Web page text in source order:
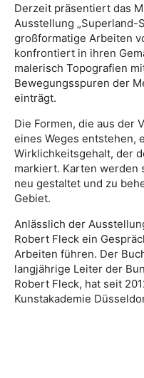
Derzeit präsentiert das
Ausstellung „Superland-
großformatige Arbeiten
konfrontiert in ihren
malerisch Topografien
Bewegungsspuren der
einträgt.
Die Formen, die aus der
eines Weges entstehen,
Wirklichkeitsgehalt, der
markiert. Karten werden
neu gestaltet und zu
Gebiet.
Anlässlich der
Robert Fleck ein
Arbeiten führen. Der
langjährige Leiter der
Robert Fleck, hat seit
Kunstakademie